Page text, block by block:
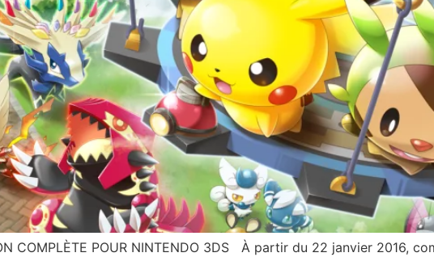
COMPLÈTE POUR NINTENDO 3DS À partir du 22 janvier 2016,